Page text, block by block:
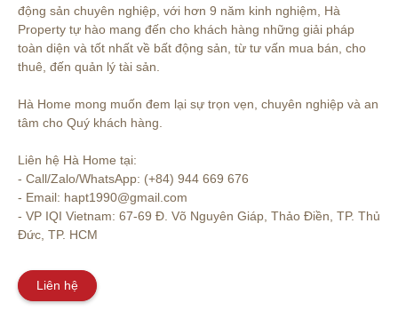
động sản chuyên nghiệp, với hơn 9 năm kinh nghiệm, Hà
Property tự hào mang đến cho khách hàng những giải pháp
toàn diện và tốt nhất về bất động sản, từ tư vấn mua bán, cho
thuê, đến quản lý tài sản.
Hà Home mong muốn đem lại sự trọn vẹn, chuyên nghiệp và an
tâm cho Quý khách hàng.
Liên hệ Hà Home tại:
- Call/Zalo/WhatsApp: (+84) 944 669 676
- Email: hapt1990@gmail.com
- VP IQI Vietnam: 67-69 Đ. Võ Nguyên Giáp, Thảo Điền, TP. Thủ
Đức, TP. HCM
Liên hệ